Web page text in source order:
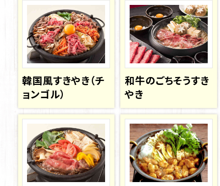
韓国風すきやき（チ
ョンゴル）
和牛のごちそうすき
やき